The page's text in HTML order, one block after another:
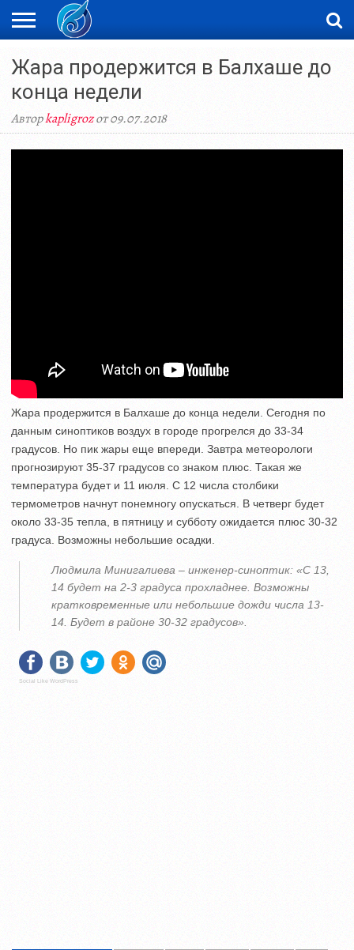
НОВОСТИ
ВИДЕО
ФОТОРЕПОРТАЖИ
ОРКЕН
LIVETV
Жара продержится в Балхаше до
конца недели
Авторkapligrozот 09.07.2018
Жара продержится в Балхаше до конца недели. Сегодня по
данным синоптиков воздух в городе прогрелся до 33-34
градусов. Но пик жары еще впереди. Завтра метеорологи
прогнозируют 35-37 градусов со знаком плюс. Такая же
температура будет и 11 июля. С 12 числа столбики
термометров начнут понемногу опускаться. В четверг будет
около 33-35 тепла, в пятницу и субботу ожидается плюс 30-32
градуса. Возможны небольшие осадки.
Людмила Минигалиева – инженер-синоптик: «С 13,
14 будет на 2-3 градуса прохладнее. Возможны
кратковременные или небольшие дожди числа 13-
14. Будет в районе 30-32 градусов».
Social Like WordPress